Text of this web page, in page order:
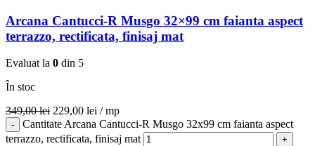
Arcana Cantucci-R Musgo 32×99 cm faianta aspect
terrazzo, rectificata, finisaj mat
Evaluat la 0 din 5
În stoc
349,00lei 229,00 lei / mp
Cantitate Arcana Cantucci-R Musgo 32x99 cm faianta aspect
terrazzo, rectificata, finisaj mat